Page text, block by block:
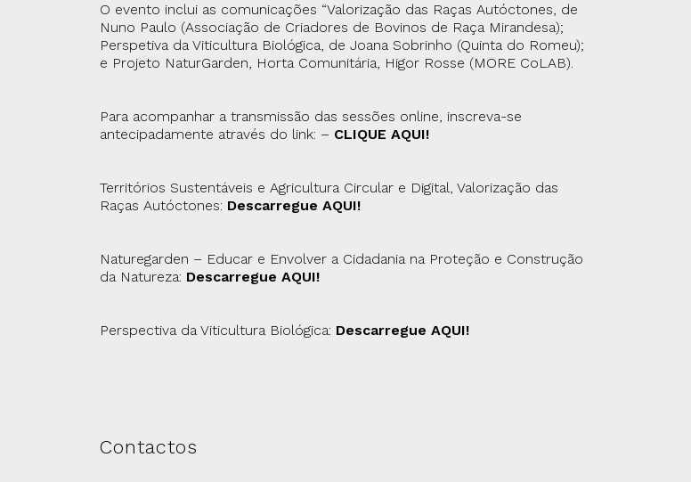
O evento inclui as comunicações “Valorização das Raças Autóctones, de
Nuno Paulo (Associação de Criadores de Bovinos de Raça Mirandesa);
Perspetiva da Viticultura Biológica, de Joana Sobrinho (Quinta do Romeu);
e Projeto NaturGarden, Horta Comunitária, Higor Rosse (MORE CoLAB).
Para acompanhar a transmissão das sessões online, inscreva-se
antecipadamente através do link: – CLIQUE AQUI!
Territórios Sustentáveis e Agricultura Circular e Digital, Valorização das
Raças Autóctones: Descarregue AQUI!
Naturegarden – Educar e Envolver a Cidadania na Proteção e Construção
da Natureza: Descarregue AQUI!
Perspectiva da Viticultura Biológica: Descarregue AQUI!
Contactos